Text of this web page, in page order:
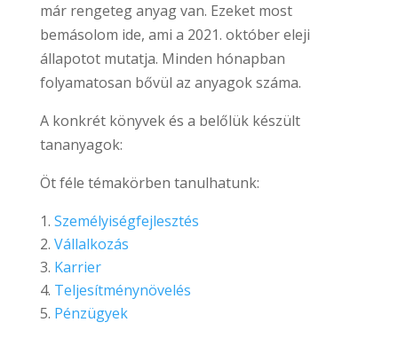
már rengeteg anyag van. Ezeket most
bemásolom ide, ami a 2021. október eleji
állapotot mutatja. Minden hónapban
folyamatosan bővül az anyagok száma.
A konkrét könyvek és a belőlük készült
tananyagok:
Öt féle témakörben tanulhatunk:
Személyiségfejlesztés
Vállalkozás
Karrier
Teljesítménynövelés
Pénzügyek